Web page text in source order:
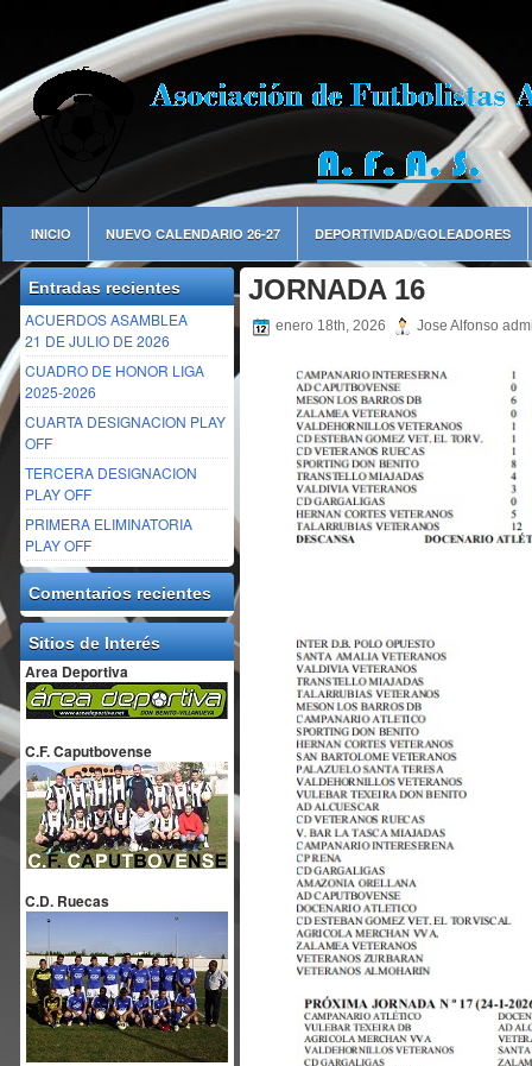
INICIO NUEVO CALENDARIO 26-27 DEPORTIVIDAD/GOLEADORES
Entradas recientes
ACUERDOS ASAMBLEA
21 DE JULIO DE 2026
CUADRO DE HONOR LIGA
2025-2026
CUARTA DESIGNACION PLAY
OFF
TERCERA DESIGNACION
PLAY OFF
PRIMERA ELIMINATORIA
PLAY OFF
Comentarios recientes
Sitios de Interés
Area Deportiva
C.F. Caputbovense
C.D. Ruecas
JORNADA 16
enero 18th, 2026 Jose Alfonso